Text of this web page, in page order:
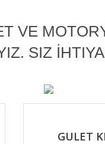
VE
SIZ
GULET